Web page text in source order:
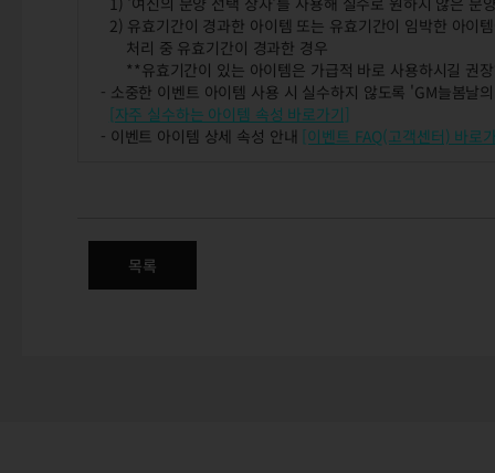
2) 유효기간이 경과한 아이템 또는 유효기간이 임박한 아이
처리 중 유효기간이 경과한 경우
**유효기간이 있는 아이템은 가급적 바로 사용하시길 권
- 소중한 이벤트 아이템 사용 시 실수하지 않도록 'GM늘봄날
[자주 실수하는 아이템 속성 바로가기]
- 이벤트 아이템 상세 속성 안내 [이벤트 FAQ(고객센터) 바로
목록